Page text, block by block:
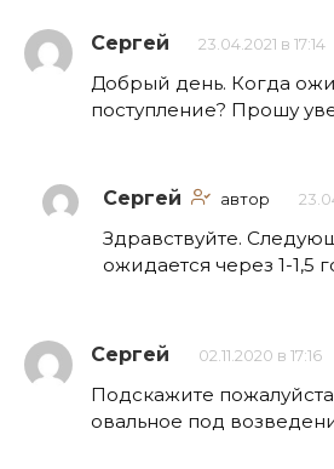
Сергей 23.04.2021 в 17:14
Добрый день. Когда
поступление? Прошу
Сергей автор
Здравствуйте.
ожидается через 1-1,5
Сергей 02.11.2020 в 17:16
Подскажите
овальное под